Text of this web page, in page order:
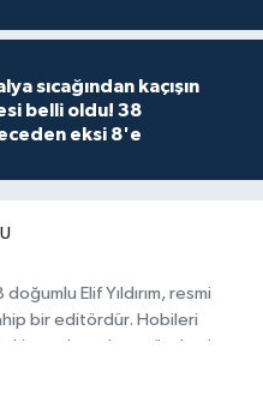
sıcağından kaçışın
belli oldu! 38
eksi 8'e
Elif Yıldırım, resmi
bir editördür. Hobileri
kitap okumak ve gündemi